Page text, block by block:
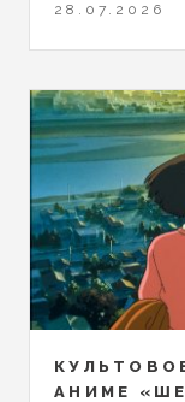
28.07.2026
АНИМЕ